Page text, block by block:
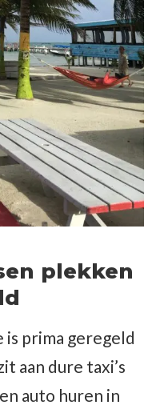
plekken
prima geregeld
aan dure taxi’s
auto huren in